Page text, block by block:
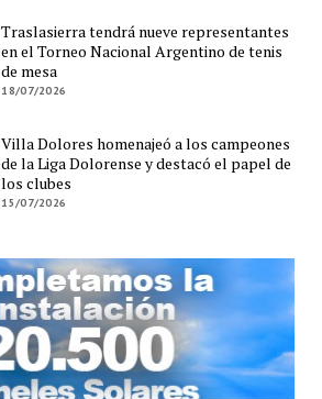
Traslasierra tendrá nueve representantes
en el Torneo Nacional Argentino de tenis
de mesa
18/07/2026
Villa Dolores homenajeó a los campeones
de la Liga Dolorense y destacó el papel de
los clubes
15/07/2026